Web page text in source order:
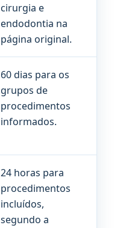
cirurgia e
endodontia na
página original.
60 dias para os
grupos de
procedimentos
informados.
24 horas para
procedimentos
incluídos,
segundo a